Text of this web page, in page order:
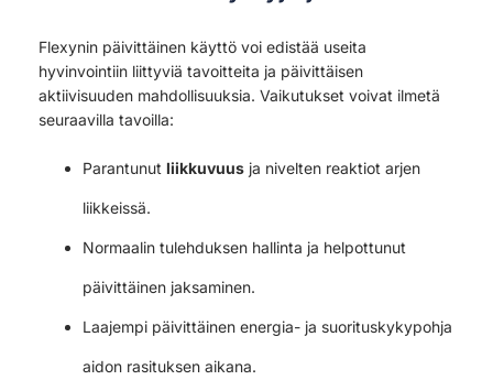
Flexynin päivittäinen käyttö voi edistää useita
hyvinvointiin liittyviä tavoitteita ja päivittäisen
aktiivisuuden mahdollisuuksia. Vaikutukset voivat ilmetä
seuraavilla tavoilla:
Parantunut liikkuvuus ja nivelten reaktiot arjen
liikkeissä.
Normaalin tulehduksen hallinta ja helpottunut
päivittäinen jaksaminen.
Laajempi päivittäinen energia- ja suorituskykypohja
aidon rasituksen aikana.